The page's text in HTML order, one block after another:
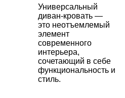
Универсальный
диван-кровать —
это неотъемлемый
элемент
современного
интерьера,
сочетающий в себе
функциональность и
стиль.